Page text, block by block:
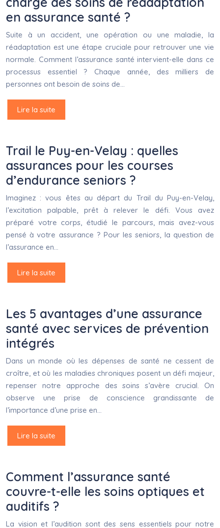
en assurance santé ?
Suite à un accident, une opération ou une maladie, la
réadaptation est une étape cruciale pour retrouver une vie
normale. Comment l’assurance santé intervient-elle dans ce
processus essentiel ? Chaque année, des milliers de
personnes ont besoin de soins de…
Lire la suite
Trail le Puy-en-Velay : quelles
assurances pour les courses
d’endurance seniors ?
Imaginez : vous êtes au départ du Trail du Puy-en-Velay,
l’excitation palpable, prêt à relever le défi. Vous avez
préparé votre corps, étudié le parcours, mais avez-vous
pensé à votre assurance ? Pour les seniors, la question de
l’assurance en…
Lire la suite
Les 5 avantages d’une assurance
santé avec services de prévention
intégrés
Dans un monde où les dépenses de santé ne cessent de
croître, et où les maladies chroniques posent un défi majeur,
repenser notre approche des soins s’avère crucial. On
observe une prise de conscience grandissante de
l’importance d’une prise en…
Lire la suite
Comment l’assurance santé
couvre-t-elle les soins optiques et
auditifs ?
La vision et l’audition sont des sens essentiels pour notre